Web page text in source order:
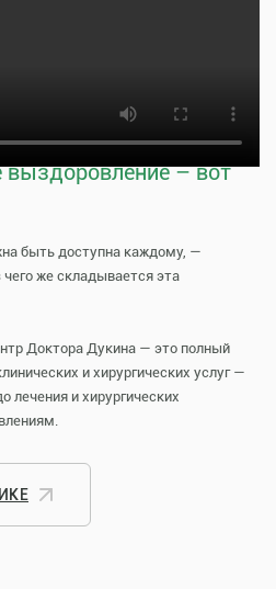
качественное
выздоровление – вот
быть доступна каждому, —
же складывается эта
Доктора Дукина — это полный
и хирургических услуг —
лечения и хирургических